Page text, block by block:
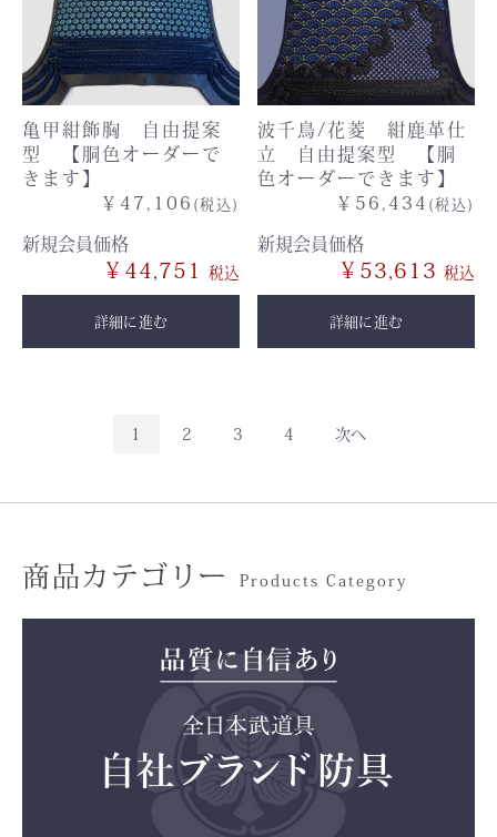
亀甲紺飾胸 自由提案
型 【胴色オーダーで
きます】
￥47,106 (税込)
新規会員価格
￥44,751
詳細に進む
波千鳥/花菱 紺鹿革仕
立 自由提案型 【胴
色オーダーできます】
￥56,434 (税込)
新規会員価格
￥53,613
詳細に進む
1 2 3 4 次へ
商品カテゴリー Products Category